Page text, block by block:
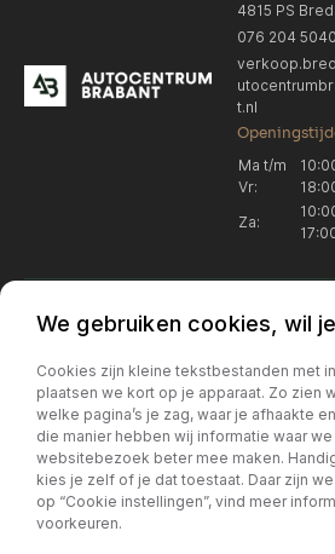
4815 PS
076 204 5040
t.nl
Ma t/m
Vr:
Za:
Locatie Breda
076 204 5040
Locatie Breda
brabant.nl
Locatie Breda
Korte
4815 PS Breda
We gebruiken cookies, wil
Cookies zijn kleine tekstbestanden met
plaatsen we kort op je apparaat. Zo zien
welke pagina’s je zag, waar je afhaakte
die manier hebben wij informatie waar
websitebezoek beter mee maken.
kies je zelf of je dat toestaat. Daar zijn
op “Cookie instellingen”, vind meer
voorkeuren.